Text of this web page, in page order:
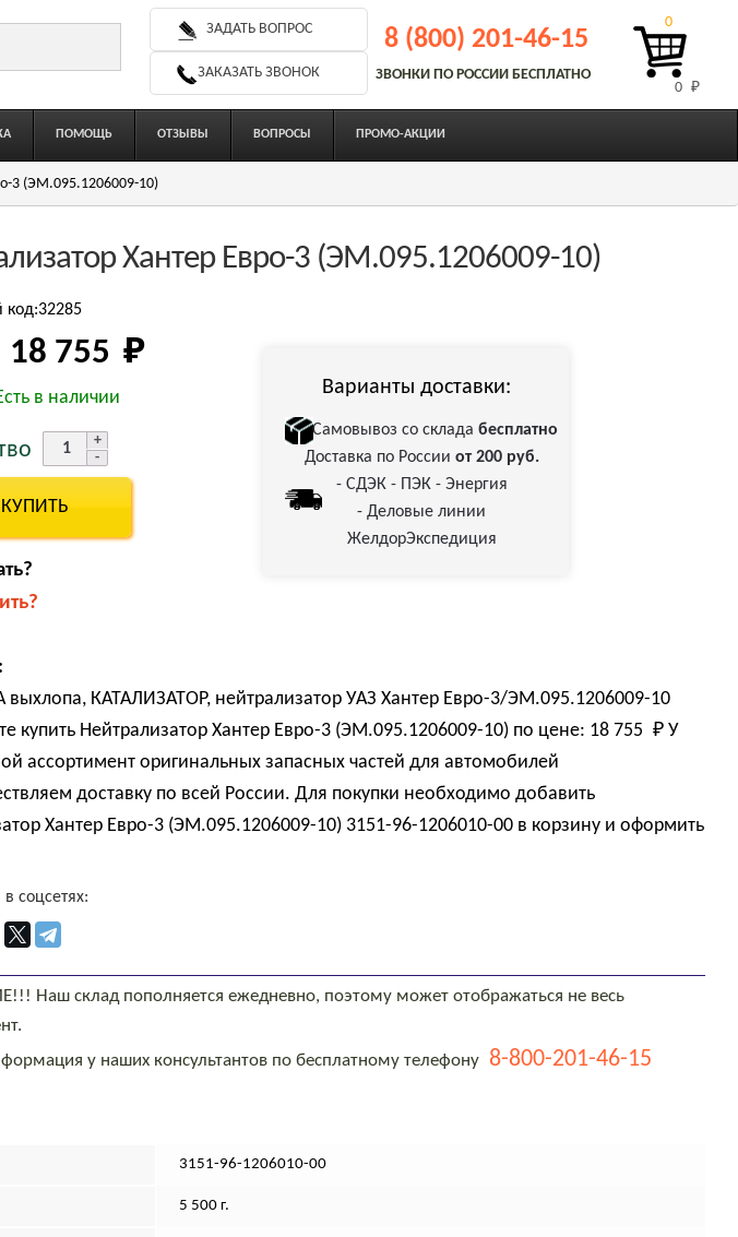
ЗАДАТЬ ВОПРОС
ЗАКАЗАТЬ ЗВОНОК
8 (800) 201-46-15
ЗВОНКИ ПО РОССИИ БЕСПЛАТНО
0 ₽
0
ПОМОЩЬ ОТЗЫВЫ ВОПРОСЫ ПРОМО-АКЦИИ
3 (ЭМ.095.1206009-10)
Хантер Евро-3 (ЭМ.095.1206009-10)
код:32285
18 755 ₽
в наличии Варианты доставки:
Самовывоз со складабесплатно
Доставка по России от 200 руб.
- СДЭК - ПЭК - Энергия
- Деловые линии
ЖелдорЭкспедиция
КАТАЛИЗАТОР, нейтрализатор УАЗ Хантер Евро-3/ЭМ.095.1206009-10
купить Нейтрализатор Хантер Евро-3 (ЭМ.095.1206009-10) по цене: 18 755 ₽ У
ассортимент оригинальных запасных частей для автомобилей
доставку по всей России. Для покупки необходимо добавить
Хантер Евро-3 (ЭМ.095.1206009-10) 3151-96-1206010-00 в корзину и оформить
соцсетях:
Наш склад пополняется ежедневно, поэтому может отображаться не весь
у наших консультантов по бесплатному телефону 8-800-201-46-15
3151-96-1206010-00
5 500 г.